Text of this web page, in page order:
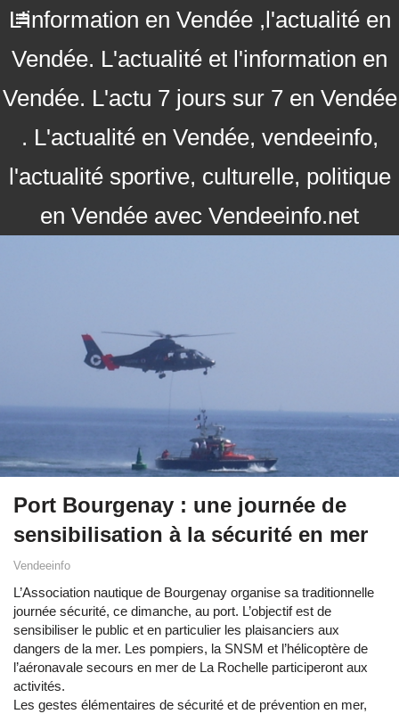
L'information en Vendée ,l'actualité en
Vendée. L'actualité et l'information en
Vendée. L'actu 7 jours sur 7 en Vendée
. L'actualité en Vendée, vendeeinfo,
l'actualité sportive, culturelle, politique
en Vendée avec Vendeeinfo.net
Port Bourgenay : une journée de
sensibilisation à la sécurité en mer
Vendeeinfo
L’Association nautique de Bourgenay organise sa traditionnelle
journée sécurité, ce dimanche, au port. L’objectif est de
sensibiliser le public et en particulier les plaisanciers aux
dangers de la mer. Les pompiers, la SNSM et l’hélicoptère de
l’aéronavale secours en mer de La Rochelle participeront aux
activités.
Les gestes élémentaires de sécurité et de prévention en mer,